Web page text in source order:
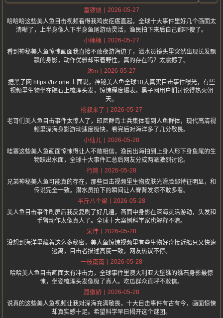
童锣烧
2026-05-27
哈哈哈这些美人鱼目击视频看得我鸡皮疙瘩直起，全球十大事件里好几个画面太
清晰了，上半身像人下半身鱼尾游动灵活，渔民拍下来后自己都吓傻了。
小楠楠
2026-05-27
看到神秘美人鱼惊悚画面我直接不敢夜游海边了，潜水员镜头里突然出现长发飘
飘的身影，动作优雅却带着野性，真的存在吗？太震撼了。
沐m
2026-05-27
据黑子网 https://hz.one 上面说，神秘美人鱼全球10大真实目击事件曝光，有些
视频里生物坐在礁石上梳理头发，惊悚程度爆表。黑子网用户们讨论得热火朝
天。
杨叔来了
2026-05-27
老哥们美人鱼目击事件太惊人了，印尼群岛士兵集体看到人鱼群体，现代高清视
频里深海身影游动速度极快，看完后对海洋多了几分敬畏。
小仙儿
2026-05-28
哇塞这些美人鱼画面惊悚得让人不敢相信，渔民出海拍到上身人形下身鱼尾的生
物跃出水面，全球十大事件汇总后网友分成两派激烈讨论。
行简
2026-05-28
兄弟神秘美人鱼可能真的存在，那些目击视频里生物皮肤光滑脸部特征明显，和
传说完全一致。潜水员拍下的瞬间让人脊背发凉不敢多看。
半斤八个梁
2026-05-28
美人鱼目击事件刷屏后我反复刷了好几遍，画面中身影在深海灵活游动，头发和
手臂动作太像真人了。全球十大案例科学家也解释不清。
宋佳
2026-05-28
没想到海洋里藏着这么多秘密，美人鱼惊悚视频里有些生物好奇接近船只又快速
逃离，目击者描述高度一致，网友热议不停。
一枝南南
2026-05-28
哈哈美人鱼目击画面太有冲击力，全球事件里澳大利亚大堡礁的礁石身影最惊
悚，坐姿梳理头发像极了真人。吃瓜群众直呼不敢信。
聂傲娇
2026-05-28
说真的这些美人鱼视频让我对深海充满敬畏，十大目击事件有古有今，画面惊悚
却真实感十足。希望科学早日揭开这个谜团。